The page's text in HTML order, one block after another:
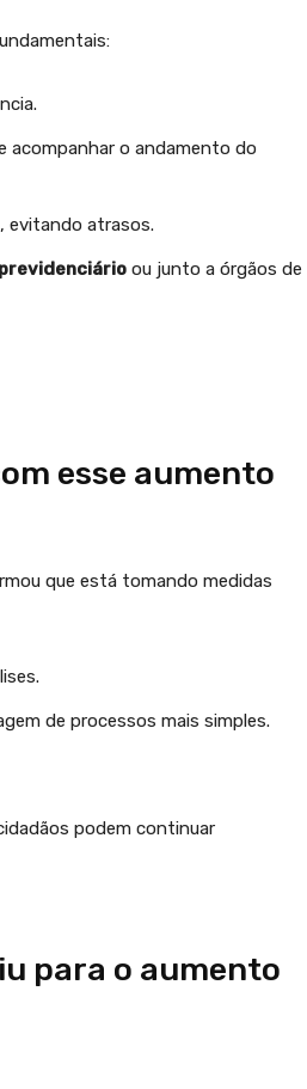
acompanhar o andamento do
evitando atrasos.
ou junto a órgãos de
esse aumento
que está tomando medidas
de processos mais simples.
podem continuar
para o aumento